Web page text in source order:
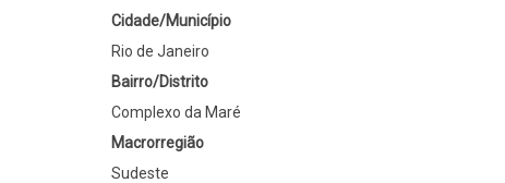
Cidade/Município
Rio de Janeiro
Bairro/Distrito
Complexo da Maré
Macrorregião
Sudeste